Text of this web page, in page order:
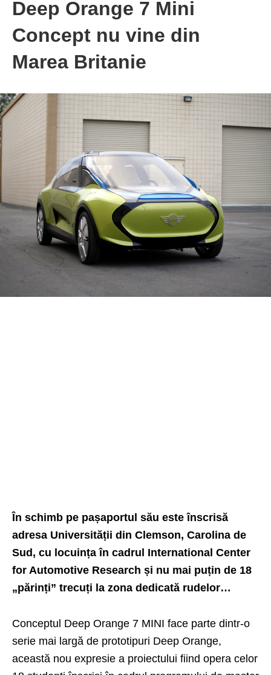
Deep Orange 7 Mini
Concept nu vine din
Marea Britanie
În schimb pe pașaportul său este înscrisă
adresa Universității din Clemson, Carolina de
Sud, cu locuința în cadrul International Center
for Automotive Research și nu mai puțin de 18
„părinți” trecuți la zona dedicată rudelor…
Conceptul Deep Orange 7 MINI face parte dintr-o
serie mai largă de prototipuri Deep Orange,
această nou expresie a proiectului fiind opera celor